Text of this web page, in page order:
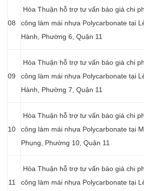
08
Hòa Thuận hỗ trợ tư vấn báo giá chi
công làm mái nhựa Polycarbonate tại
Hành, Phường 6, Quận 11
09
Hòa Thuận hỗ trợ tư vấn báo giá chi
công làm mái nhựa Polycarbonate tại
Hành, Phường 7, Quận 11
10
Hòa Thuận hỗ trợ tư vấn báo giá chi
công làm mái nhựa Polycarbonate tại
Phụng, Phường 10, Quận 11
11
Hòa Thuận hỗ trợ tư vấn báo giá chi
công làm mái nhựa Polycarbonate tại